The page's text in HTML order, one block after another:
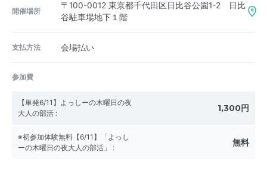
開催場所
〒100-0012 東京都千代田区日比谷公園1-2 日比
谷駐車場地下１階
支払方法 会場払い
参加費
【単発6/11】よっしーの木曜日の夜
大人の部活 : 1,300円
※初参加体験無料【6/11】「よっし
ーの木曜日の夜大人の部活」 : 無料